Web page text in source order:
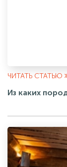
ЧИТАТЬ СТАТЬЮ
Из каких